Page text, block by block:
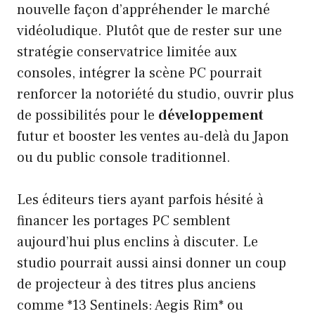
nouvelle façon d’appréhender le marché
vidéoludique. Plutôt que de rester sur une
stratégie conservatrice limitée aux
consoles, intégrer la scène PC pourrait
renforcer la notoriété du studio, ouvrir plus
de possibilités pour le développement
futur et booster les ventes au-delà du Japon
ou du public console traditionnel.
Les éditeurs tiers ayant parfois hésité à
financer les portages PC semblent
aujourd’hui plus enclins à discuter. Le
studio pourrait aussi ainsi donner un coup
de projecteur à des titres plus anciens
comme *13 Sentinels: Aegis Rim* ou